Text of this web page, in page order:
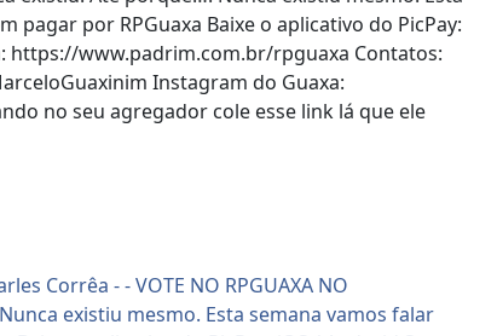
por RPGuaxa Baixe o aplicativo do PicPay:
https://www.padrim.com.br/rpguaxa Contatos:
Instagram do Guaxa:
no seu agregador cole esse link lá que ele